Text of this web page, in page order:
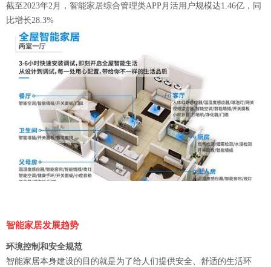
截至2023年2月，智能家居综合管理类APP月活用户规模达1.46亿，同
比增长28.3%
智能家居发展趋势
环境控制和安全规范
智能家居本身建设的目的就是为了给人们提供安全、舒适的生活环